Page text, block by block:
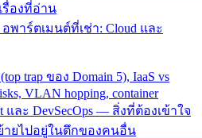
รื่องที่อ่าน
อพาร์ตเมนต์ที่เช่า: Cloud และ
trap ของ Domain 5), IaaS vs
VLAN hopping, container
และ DevSecOps — สิ่งที่ต้องเข้าใจ
ายไปอยู่ในตึกของคนอื่น